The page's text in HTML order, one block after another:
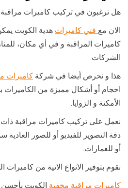
هل ترغبون في تركيب كاميرات
الان مع فني كاميرات هدية الكويت
كاميرات المراقبة و في أي مكان،
الشركات.
هذا و نحرص أيضا في شركة كاميرات
احجام أو أشكال مميزة من
الأمكنة و الزوايا.
نعمل على تركيب كاميرات مراقبة
دقة التصوير للفيديو أو للصور
أو للعمارات.
نقوم بتوفير الانواع الاتية من كاميرات
كاميرات مراقبة مخفية الكويت بأحسن